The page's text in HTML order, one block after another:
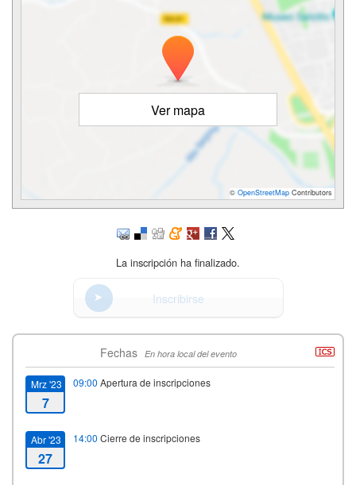
Ver mapa
© OpenStreetMap Contributors
La inscripción ha finalizado.
Inscribirse
Fechas En hora local del evento
Mrz '23
7
09:00 Apertura de inscripciones
Abr '23
27
14:00 Cierre de inscripciones